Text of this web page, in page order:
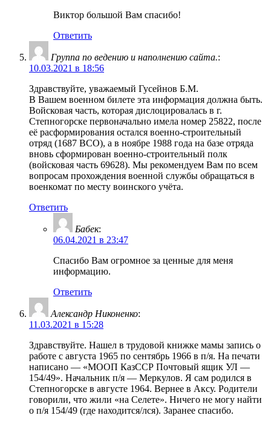
Виктор большой Вам спасибо!
Ответить
Группа по ведению и наполнению сайта.:
10.03.2021 в 18:56
Здравствуйте, уважаемый Гусейнов Б.М.
В Вашем военном билете эта информация должна быть.
Войсковая часть, которая дислоцировалась в г.
Степногорске первоначально имела номер 25822, после
её расформирования остался военно-строительный
отряд (1687 ВСО), а в ноябре 1988 года на базе отряда
вновь сформирован военно-строительный полк
(войсковая часть 69628). Мы рекомендуем Вам по всем
вопросам прохождения военной службы обращаться в
военкомат по месту воинского учёта.
Ответить
Бабек:
06.04.2021 в 23:47
Спасибо Вам огромное за ценные для меня
информацию.
Ответить
Александр Никоненко:
11.03.2021 в 15:28
Здравствуйте. Нашел в трудовой книжке мамы запись о
работе с августа 1965 по сентябрь 1966 в п/я. На печати
написано — «МООП КазССР Почтовый ящик УЛ —
154/49». Начальник п/я — Меркулов. Я сам родился в
Степногорске в августе 1964. Вернее в Аксу. Родители
говорили, что жили «на Селете». Ничего не могу найти
о п/я 154/49 (где находится/лся). Заранее спасибо.